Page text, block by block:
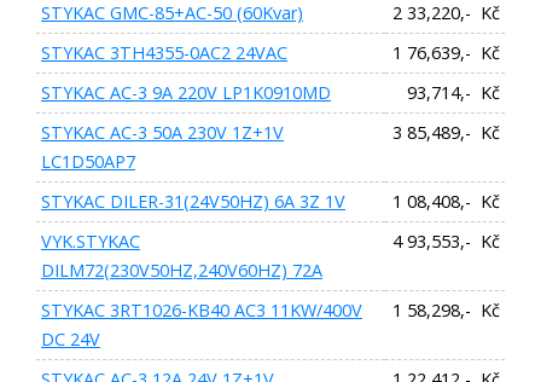
STYKAC GMC-85+AC-50 (60Kvar)
2 33,220,- Kč
STYKAC 3TH4355-0AC2 24VAC
1 76,639,- Kč
STYKAC AC-3 9A 220V LP1K0910MD
93,714,- Kč
STYKAC AC-3 50A 230V 1Z+1V
LC1D50AP7
3 85,489,- Kč
STYKAC DILER-31(24V50HZ) 6A 3Z 1V
1 08,408,- Kč
VYK.STYKAC
DILM72(230V50HZ,240V60HZ) 72A
4 93,553,- Kč
STYKAC 3RT1026-KB40 AC3 11KW/400V
DC 24V
1 58,298,- Kč